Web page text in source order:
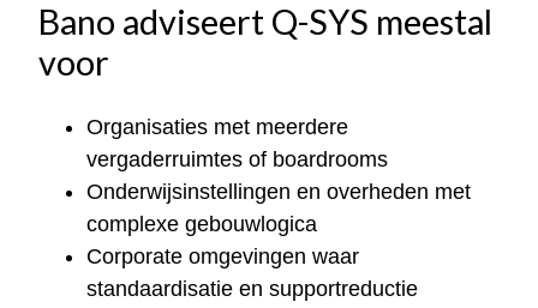
Bano adviseert Q-SYS meestal
voor
Organisaties met meerdere
vergaderruimtes of boardrooms
Onderwijsinstellingen en overheden met
complexe gebouwlogica
Corporate omgevingen waar
standaardisatie en supportreductie